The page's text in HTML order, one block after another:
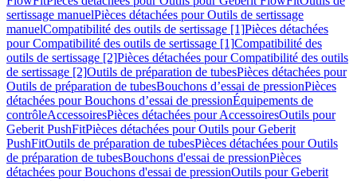
sertissage manuelPièces détachées pour Outils de sertissage
manuelCompatibilité des outils de sertissage [1]Pièces détachées
pour Compatibilité des outils de sertissage [1]Compatibilité des
outils de sertissage [2]Pièces détachées pour Compatibilité des outils
de sertissage [2]Outils de préparation de tubesPièces détachées pour
Outils de préparation de tubesBouchons d’essai de pressionPièces
détachées pour Bouchons d’essai de pressionÉquipements de
contrôleAccessoiresPièces détachées pour AccessoiresOutils pour
Geberit PushFitPièces détachées pour Outils pour Geberit
PushFitOutils de préparation de tubesPièces détachées pour Outils
de préparation de tubesBouchons d'essai de pressionPièces
détachées pour Bouchons d'essai de pressionOutils pour Geberit